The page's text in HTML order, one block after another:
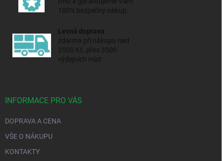
100% bezpečný nákup.
Levná doprava
zdarma při nákupu nad
2500 Kč, přes 3500
výdejních míst
INFORMACE PRO VÁS
DOPRAVA A CENA
VŠE O NÁKUPU
KONTAKTY